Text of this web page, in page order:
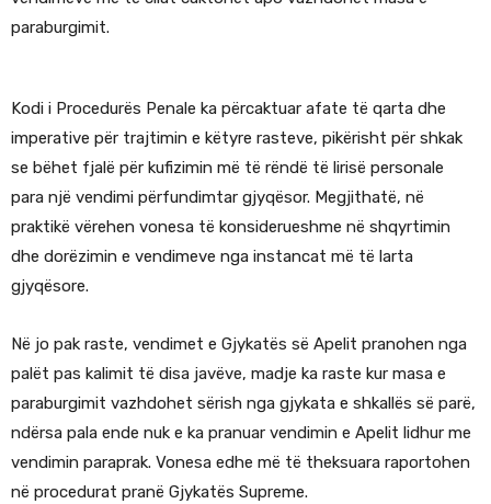
paraburgimit.
Kodi i Procedurës Penale ka përcaktuar afate të qarta dhe
imperative për trajtimin e këtyre rasteve, pikërisht për shkak
se bëhet fjalë për kufizimin më të rëndë të lirisë personale
para një vendimi përfundimtar gjyqësor. Megjithatë, në
praktikë vërehen vonesa të konsiderueshme në shqyrtimin
dhe dorëzimin e vendimeve nga instancat më të larta
gjyqësore.
Në jo pak raste, vendimet e Gjykatës së Apelit pranohen nga
palët pas kalimit të disa javëve, madje ka raste kur masa e
paraburgimit vazhdohet sërish nga gjykata e shkallës së parë,
ndërsa pala ende nuk e ka pranuar vendimin e Apelit lidhur me
vendimin paraprak. Vonesa edhe më të theksuara raportohen
në procedurat pranë Gjykatës Supreme.